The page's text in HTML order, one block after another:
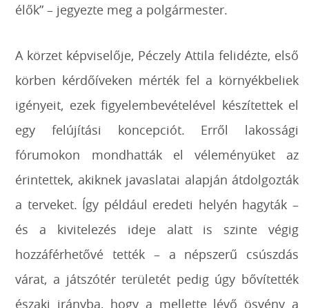
élők” – jegyezte meg a polgármester.
A körzet képviselője, Péczely Attila felidézte, első
körben kérdőíveken mérték fel a környékbeliek
igényeit, ezek figyelembevételével készítettek el
egy felújítási koncepciót. Erről lakossági
fórumokon mondhatták el véleményüket az
érintettek, akiknek javaslatai alapján átdolgozták
a terveket. Így például eredeti helyén hagyták –
és a kivitelezés ideje alatt is szinte végig
hozzáférhetővé tették – a népszerű csúszdás
várat, a játszótér területét pedig úgy bővítették
északi irányba, hogy a mellette lévő ösvény a